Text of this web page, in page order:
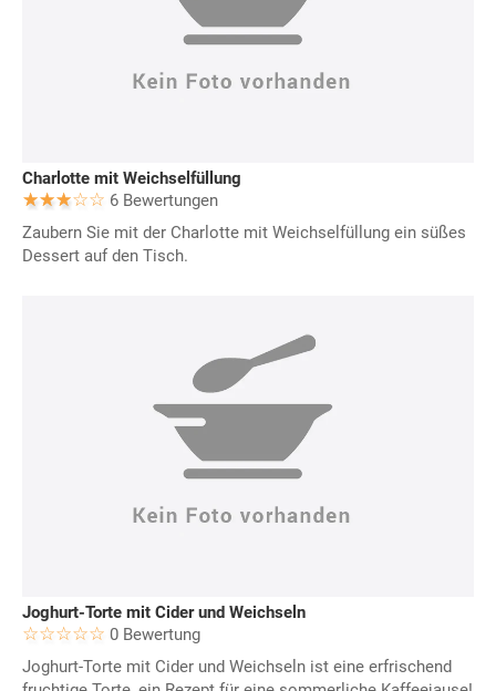
Charlotte mit Weichselfüllung
6 Bewertungen
Zaubern Sie mit der Charlotte mit Weichselfüllung ein süßes
Dessert auf den Tisch.
Joghurt-Torte mit Cider und Weichseln
0 Bewertung
Joghurt-Torte mit Cider und Weichseln ist eine erfrischend